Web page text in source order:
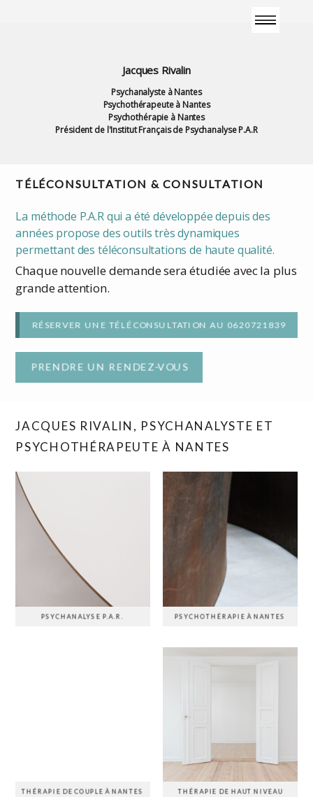
Jacques Rivalin
Psychanalyste à Nantes
Psychothérapeute à Nantes
Psychothérapie à Nantes
Président de l'Institut Français de Psychanalyse P.A.R
TÉLÉCONSULTATION & CONSULTATION
La méthode P.A.R qui a été développée depuis des
années propose des outils très dynamiques
permettant des téléconsultations de haute qualité.
Chaque nouvelle demande sera étudiée avec la plus
grande attention.
RÉSERVER UNE TÉLÉCONSULTATION AU 0620721839
PRENDRE UN RENDEZ-VOUS
JACQUES RIVALIN, PSYCHANALYSTE ET
PSYCHOTHÉRAPEUTE À NANTES
PSYCHANALYSE P.A.R. PSYCHOTHÉRAPIE À NANTES
THÉRAPIE DE COUPLE À NANTES THÉRAPIE DE HAUT NIVEAU